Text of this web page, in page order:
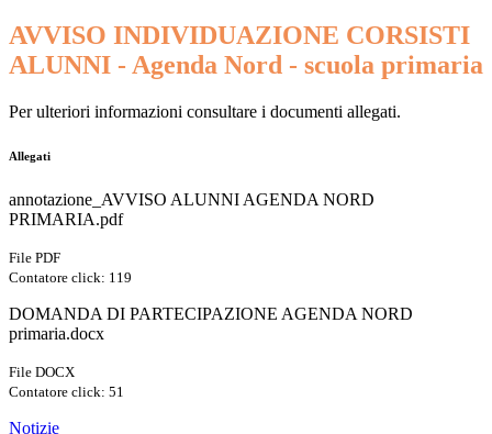
AVVISO INDIVIDUAZIONE CORSISTI
ALUNNI - Agenda Nord - scuola primaria
Per ulteriori informazioni consultare i documenti allegati.
Allegati
annotazione_AVVISO ALUNNI AGENDA NORD
PRIMARIA.pdf
File PDF
Contatore click: 119
DOMANDA DI PARTECIPAZIONE AGENDA NORD
primaria.docx
File DOCX
Contatore click: 51
Notizie